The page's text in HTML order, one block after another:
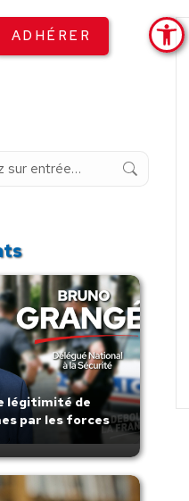
ADHÉRER
légitimité de
par les forces